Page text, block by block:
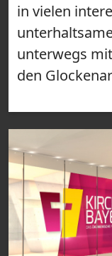
in vielen
unterwegs
den